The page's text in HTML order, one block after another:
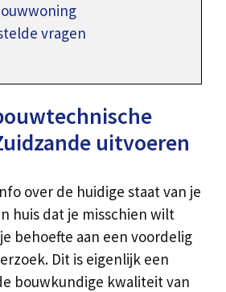
vragen
uitvoeren
over de huidige staat van je
huis dat je misschien wilt
behoefte aan een voordelig
Dit is eigenlijk een
bouwkundige kwaliteit van